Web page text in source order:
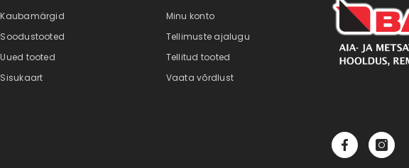
Kaubamärgid
Soodustooted
Uued tooted
Sisukaart
Minu konto
Tellimuste ajalugu
Tellitud tooted
Vaata võrdlust